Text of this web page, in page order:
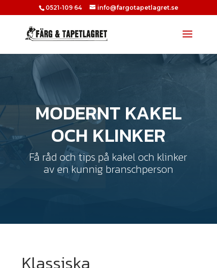
0521-109 64 info@fargotapetlagret.se
MODERNT KAKEL
OCH KLINKER
Få råd och tips på kakel och klinker
aven kunnig branschperson
Klassiska